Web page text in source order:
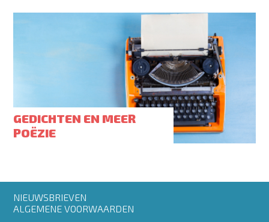
GEDICHTEN EN MEER
POËZIE
Footer
menu
NIEUWSBRIEVEN
ALGEMENE VOORWAARDEN